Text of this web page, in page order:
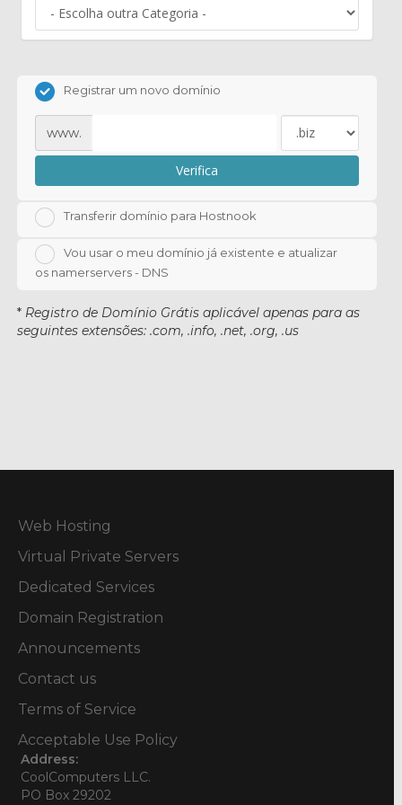
Registrar um novo domínio
www.
Verifica
Transferir domínio para Hostnook
Vou usar o meu domínio já existente e atualizar
os namerservers - DNS
* Registro de Domínio Grátis aplicável apenas para as
seguintes extensões: .com, .info, .net, .org, .us
Web Hosting
Virtual Private Servers
Dedicated Services
Domain Registration
Announcements
Contact us
Terms of Service
Acceptable Use Policy
Address:
CoolComputers LLC.
PO Box 29202